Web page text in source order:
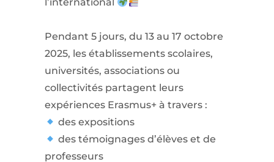
Pendant 5 jours, du 13 au 17 octobre
2025, les établissements scolaires,
universités, associations ou
collectivités partagent leurs
expériences Erasmus+ à travers :
des expositions
des témoignages d’élèves et de
professeurs